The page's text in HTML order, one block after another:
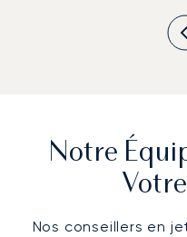
Notre
Nos conseillers en